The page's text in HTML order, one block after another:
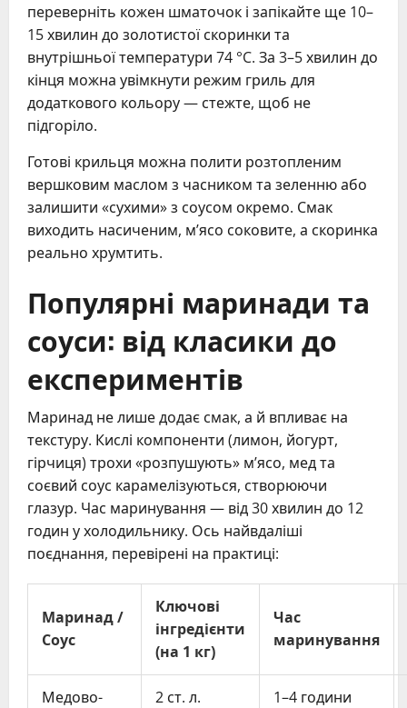
переверніть кожен шматочок і запікайте ще 10–
15 хвилин до золотистої скоринки та
внутрішньої температури 74 °C. За 3–5 хвилин до
кінця можна увімкнути режим гриль для
додаткового кольору — стежте, щоб не
підгоріло.
Готові крильця можна полити розтопленим
вершковим маслом з часником та зеленню або
залишити «сухими» з соусом окремо. Смак
виходить насиченим, м’ясо соковите, а скоринка
реально хрумтить.
Популярні маринади та
соуси: від класики до
експериментів
Маринад не лише додає смак, а й впливає на
текстуру. Кислі компоненти (лимон, йогурт,
гірчиця) трохи «розпушують» м’ясо, мед та
соєвий соус карамелізуються, створюючи
глазур. Час маринування — від 30 хвилин до 12
годин у холодильнику. Ось найвдаліші
поєднання, перевірені на практиці:
Маринад /
Соус
Ключові
інгредієнти
(на 1 кг)
Час
маринування
Медово-
2 ст. л.
1–4 години